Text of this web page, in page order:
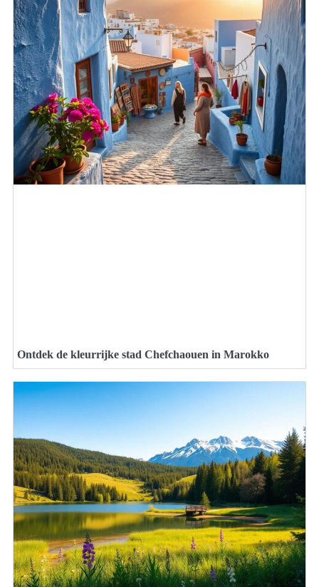
Ontdek de kleurrijke stad Chefchaouen in Marokko